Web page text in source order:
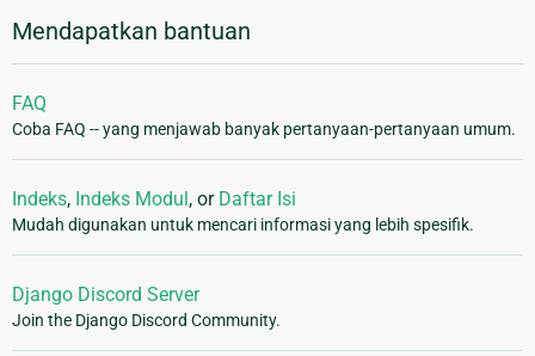
Mendapatkan bantuan
FAQ
Coba FAQ -- yang menjawab banyak pertanyaan-pertanyaan umum.
Indeks, Indeks Modul, or Daftar Isi
Mudah digunakan untuk mencari informasi yang lebih spesifik.
Django Discord Server
Join the Django Discord Community.